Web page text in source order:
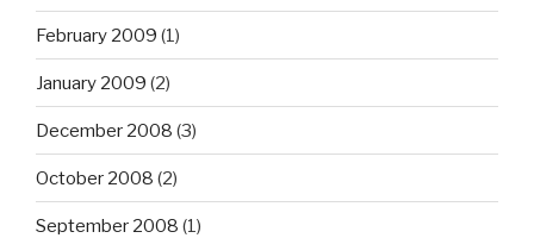
February 2009 (1)
January 2009 (2)
December 2008 (3)
October 2008 (2)
September 2008 (1)